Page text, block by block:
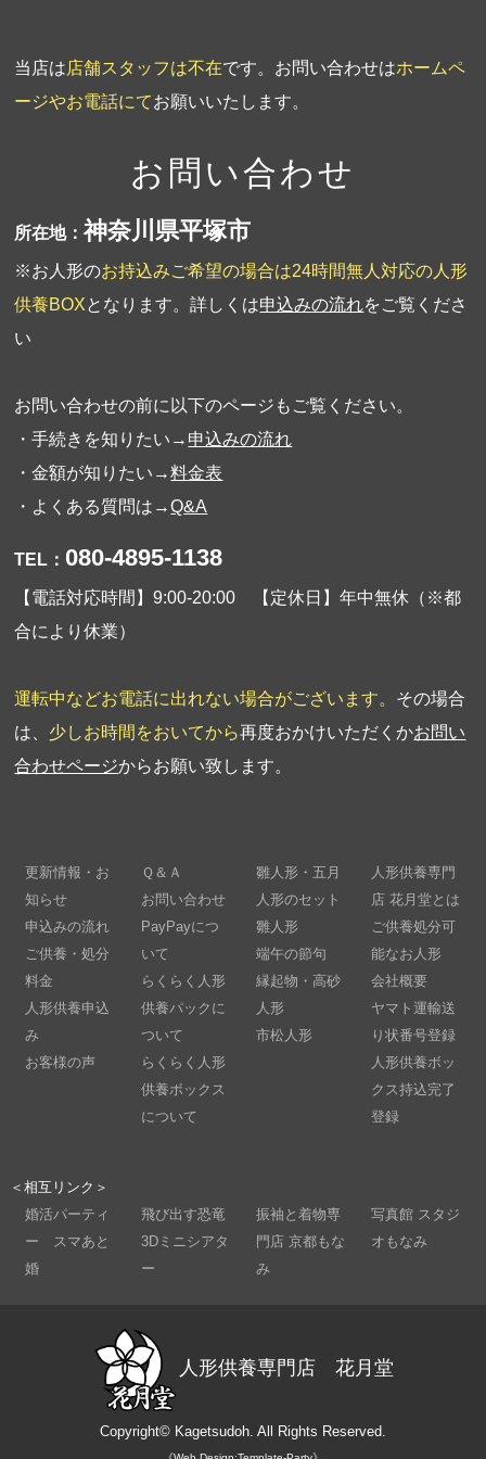
当店は店舗スタッフは不在です。お問い合わせはホームペ
ージやお電話にてお願いいたします。
お問い合わせ
所在地：神奈川県平塚市
※お人形のお持込みご希望の場合は24時間無人対応の人形
供養BOXとなります。詳しくは申込みの流れをご覧くださ
い
お問い合わせの前に以下のページもご覧ください。
・手続きを知りたい→ 申込みの流れ
・金額が知りたい→料金表
・よくある質問は→Q&A
TEL： 080-4895-1138
【電話対応時間】9:00-20:00 【定休日】年中無休（※都
合により休業）
運転中などお電話に出れない場合がございます。 その場合
は、 少しお時間をおいてから再度おかけいただくかお問い
合わせページからお願い致します。
更新情報・お
知らせ
申込みの流れ
ご供養・処分
料金
人形供養申込
み
お客様の声
Ｑ＆Ａ
お問い合わせ
PayPayにつ
いて
らくらく人形
供養パックに
ついて
らくらく人形
供養ボックス
について
雛人形・五月
人形のセット
雛人形
端午の節句
縁起物・高砂
人形
市松人形
人形供養専門
店 花月堂とは
ご供養処分可
能なお人形
会社概要
ヤマト運輸送
り状番号登録
人形供養ボッ
クス持込完了
登録
＜相互リンク＞
婚活パーティ
ー スマあと
婚
飛び出す恐竜
3Dミニシアタ
ー
振袖と着物専
門店 京都もな
み
写真館 スタジ
オもなみ
人形供養専門店 花月堂
Copyright© Kagetsudoh. All Rights Reserved.